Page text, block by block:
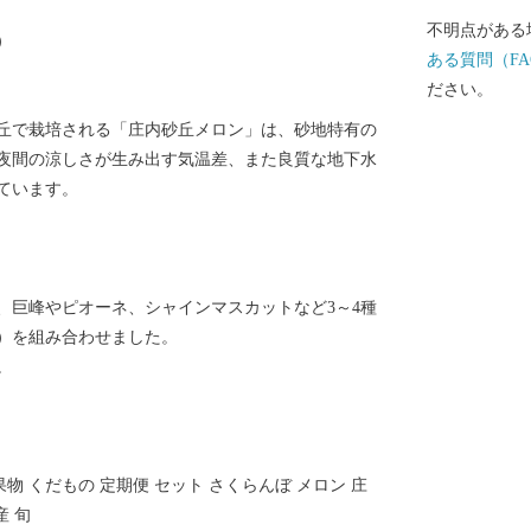
栽培される「庄内砂丘メロン」は、砂地特有の
間の涼しさが生み出す気温差、また良質な地下水
います。
峰やピオーネ、シャインマスカットなど3～4種
組み合わせました。
くだもの 定期便 セット さくらんぼ メロン 庄
旬
不明点があ
ある質問（
ださい。